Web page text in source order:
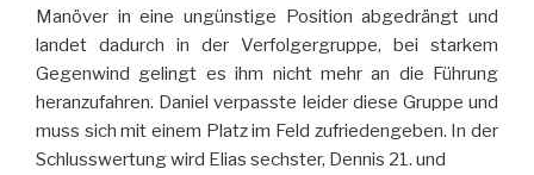
Manöver in eine ungünstige Position abgedrängt und
landet dadurch in der Verfolgergruppe, bei starkem
Gegenwind gelingt es ihm nicht mehr an die Führung
heranzufahren. Daniel verpasste leider diese Gruppe und
muss sich mit einem Platz im Feld zufriedengeben. In der
Schlusswertung wird Elias sechster, Dennis 21. und